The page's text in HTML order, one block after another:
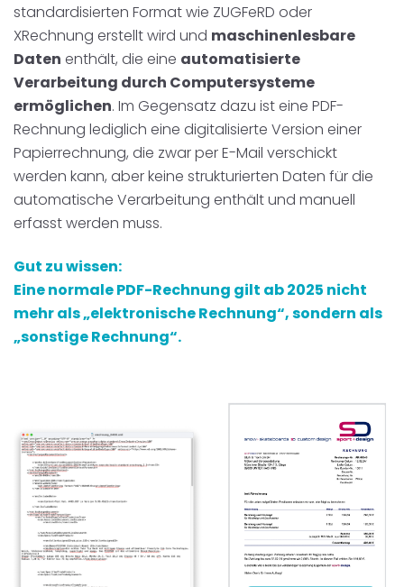
standardisierten Format wie ZUGFeRD oder
XRechnung erstellt wird und maschinenlesbare
Daten enthält, die eine automatisierte
Verarbeitung durch Computersysteme
ermöglichen. Im Gegensatz dazu ist eine PDF-
Rechnung lediglich eine digitalisierte Version einer
Papierrechnung, die zwar per E-Mail verschickt
werden kann, aber keine strukturierten Daten für die
automatische Verarbeitung enthält und manuell
erfasst werden muss.
Gut zu wissen:
Eine normale PDF-Rechnung gilt ab 2025 nicht
mehr als „elektronische Rechnung“, sondern als
„sonstige Rechnung“.